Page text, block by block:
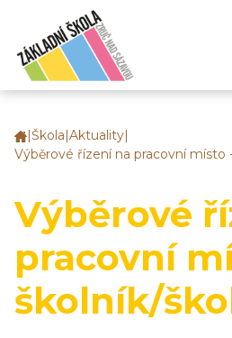
Základní
škola
Sázavou
Škola Aktuality
Výběrové řízení na pracovní místo
Výběrové
pracovní
školník/